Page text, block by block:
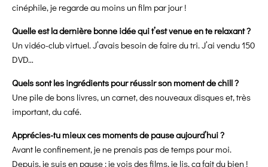
cinéphile, je regarde au moins un film par jour !
Quelle est la dernière bonne idée qui t’est venue en te relaxant ?
Un vidéo-club virtuel. J’avais besoin de faire du tri. J’ai vendu 150
DVD…
Quels sont les ingrédients pour réussir son moment de chill ?
Une pile de bons livres, un carnet, des nouveaux disques et, très
important, du café.
Apprécies-tu mieux ces moments de pause aujourd’hui ?
Avant le confinement, je ne prenais pas de temps pour moi.
Depuis, je suis en pause : je vois des films, je lis, ça fait du bien !